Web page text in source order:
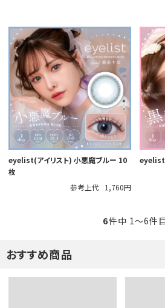
eyelist(アイリスト) 小悪魔ブルー 10
枚
参考上代
1,760円
eyelist(
6件中 1〜6件
おすすめ商品